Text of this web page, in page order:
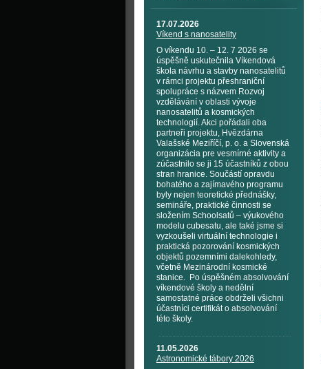
17.07.2026
Víkend s nanosatelity
O víkendu 10. – 12. 7 2026 se
úspěšně uskutečnila Víkendová
škola návrhu a stavby nanosatelitů
v rámci projektu přeshraniční
spolupráce s názvem Rozvoj
vzdělávání v oblasti vývoje
nanosatelitů a kosmických
technologií. Akci pořádali oba
partneři projektu, Hvězdárna
Valašské Meziříčí, p. o. a Slovenská
organizácia pre vesmírné aktivity a
zúčastnilo se ji 15 účastníků z obou
stran hranice. Součástí opravdu
bohatého a zajímavého programu
byly nejen teoretické přednášky,
semináře, praktické činnosti se
složením Schoolsatů – výukového
modelu cubesatu, ale také jsme si
vyzkoušeli virtuální technologie i
praktická pozorování kosmických
objektů pozemními dalekohledy,
včetně Mezinárodní kosmické
stanice. Po úspěšném absolvování
víkendové školy a nedělní
samostatné práce obdrželi všichni
účastníci certifikát o absolvování
této školy.
11.05.2026
Astronomické tábory 2026